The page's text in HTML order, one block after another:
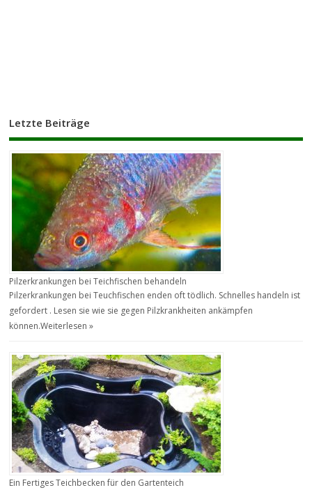
Letzte Beiträge
Pilzerkrankungen bei Teichfischen behandeln
Pilzerkrankungen bei Teuchfischen enden oft tödlich. Schnelles handeln ist
gefordert . Lesen sie wie sie gegen Pilzkrankheiten ankämpfen
können.Weiterlesen »
Ein Fertiges Teichbecken für den Gartenteich